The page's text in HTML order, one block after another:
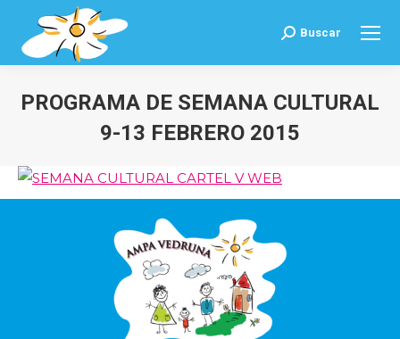
Buscar:
Buscar
PROGRAMA DE SEMANA CULTURAL
9-13 FEBRERO 2015